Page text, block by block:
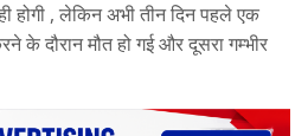
होगी , लेकिन अभी तीन दिन पहले एक
के दौरान मौत हो गई और दूसरा गम्भीर